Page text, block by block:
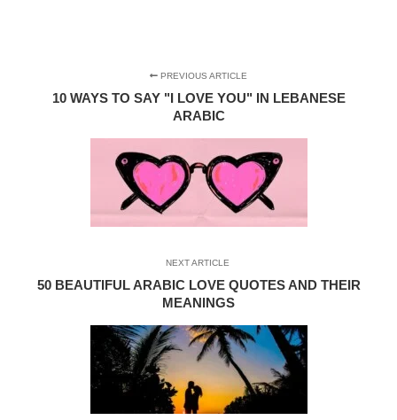
PREVIOUS ARTICLE
10 WAYS TO SAY "I LOVE YOU" IN LEBANESE
ARABIC
NEXT ARTICLE
50 BEAUTIFUL ARABIC LOVE QUOTES AND THEIR
MEANINGS